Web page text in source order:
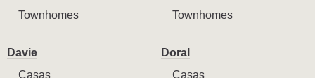
Townhomes
Townhomes
Davie
Casas
Doral
Casas